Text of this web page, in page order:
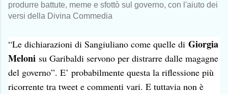
produrre battute, meme e sfottò sul governo, con l'aiuto dei
versi della Divina Commedia
“Le dichiarazioni di Sangiuliano come quelle di Giorgia
Meloni su Garibaldi servono per distrarre dalle magagne
del governo”. E’ probabilmente questa la riflessione più
ricorrente tra tweet e commenti vari. E tuttavia non è